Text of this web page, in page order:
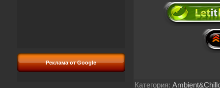
Реклама от Google
Категория: